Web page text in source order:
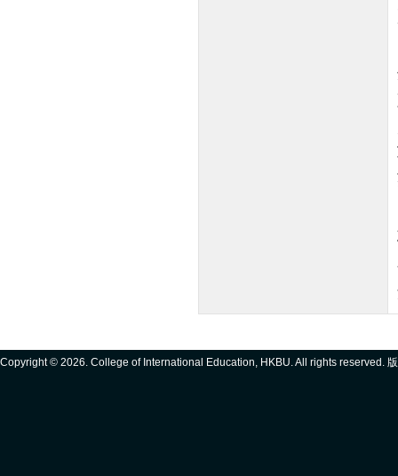
Copyright © 2026. College of International Education, HKBU. All rights reserved.